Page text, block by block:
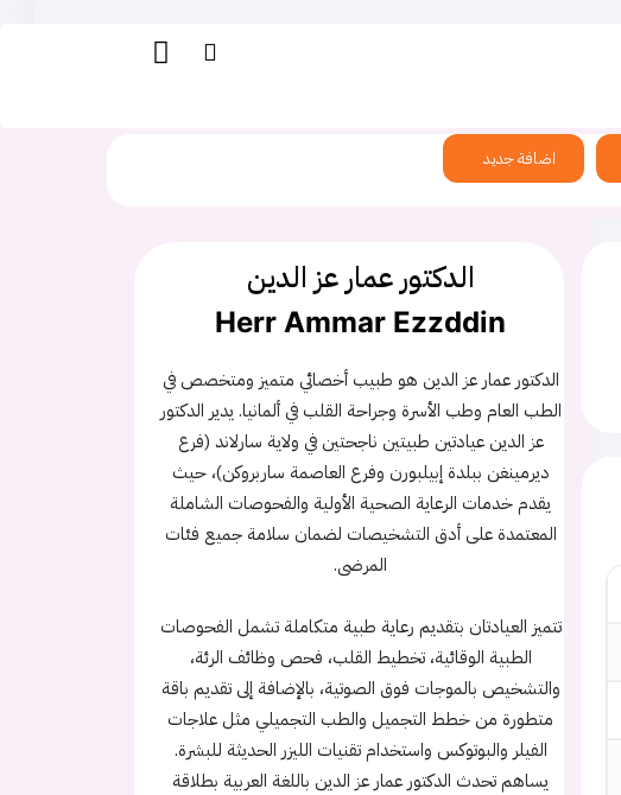
اضافة جديد
الدكتور عمار عز الدين
Herr Ammar Ezzddin
الدكتور عمار عز الدين هو طبيب أخصائي متميز ومتخصص في
الطب العام وطب الأسرة وجراحة القلب في ألمانيا. يدير الدكتور
عز الدين عيادتين طبيتين ناجحتين في ولاية سارلاند (فرع
ديرمينغن ببلدة إبيلبورن وفرع العاصمة ساربروكن)، حيث
يقدم خدمات الرعاية الصحية الأولية والفحوصات الشاملة
المعتمدة على أدق التشخيصات لضمان سلامة جميع فئات
المرضى.
تتميز العيادتان بتقديم رعاية طبية متكاملة تشمل الفحوصات
الطبية الوقائية، تخطيط القلب، فحص وظائف الرئة،
والتشخيص بالموجات فوق الصوتية، بالإضافة إلى تقديم باقة
متطورة من خطط التجميل والطب التجميلي مثل علاجات
الفيلر والبوتوكس واستخدام تقنيات الليزر الحديثة للبشرة.
يساهم تحدث الدكتور عمار عز الدين باللغة العربية بطلاقة